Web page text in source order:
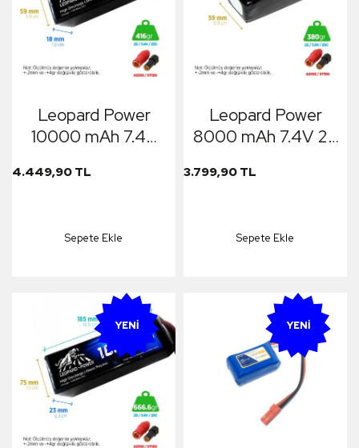
Leopard Power
10000 mAh 7.4V
UAV/Multirotor/Drone
Batarya Pil
4.449,90 TL
Sepete Ekle
Leopard Power
8000 mAh 7.4V 2S
UAV/Multirotor/Drone
Batarya Pil
3.799,90 TL
Sepete Ekle
YENI YENI